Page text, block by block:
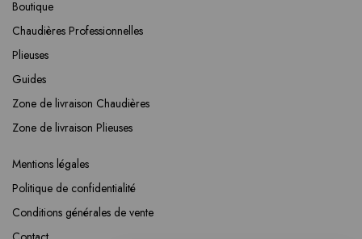
Boutique
Chaudières Professionnelles
Plieuses
Guides
Zone de livraison Chaudières
Zone de livraison Plieuses
Mentions légales
Politique de confidentialité
Conditions générales de vente